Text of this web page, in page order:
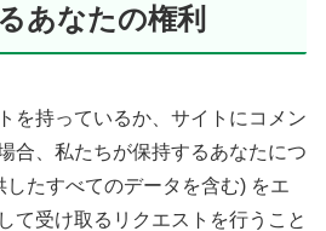
あなたの権利
を持っているか、サイトにコメン
合、私たちが保持するあなたにつ
たすべてのデータを含む) をエ
て受け取るリクエストを行うこと